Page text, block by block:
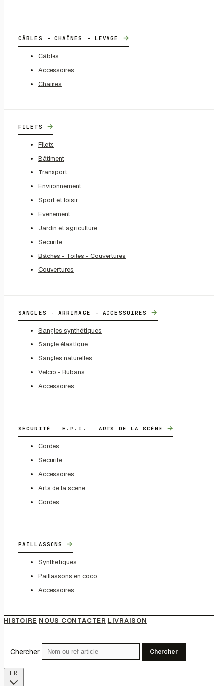
CÂBLES - CHAÎNES - LEVAGE →
Câbles
Accessoires
Chaines
FILETS →
Filets
Bâtiment
Transport
Environnement
Sport et loisir
Evénement
Jardin et agriculture
Sécurité
Bâches - Toiles - Couvertures
Couvertures
SANGLES - ARRIMAGE - ACCESSOIRES →
Sangles synthétiques
Sangle élastique
Sangles naturelles
Velcro - Rubans
Accessoires
SÉCURITÉ - E.P.I. - ARTS DE LA SCÈNE →
Cordes
Sécurité
Accessoires
Arts de la scène
Cordes
PAILLASSONS →
Synthétiques
Paillassons en coco
Accessoires
HISTOIRE NOUS CONTACTER LIVRAISON
Chercher Chercher